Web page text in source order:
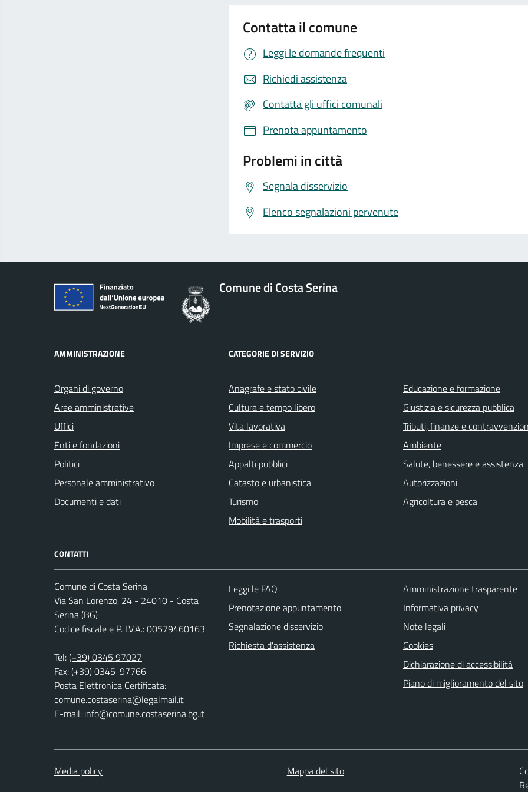
Contatta il comune
Leggi le domande frequenti
Richiedi assistenza
Contatta gli uffici comunali
Prenota appuntamento
Problemi in città
Segnala disservizio
Elenco segnalazioni pervenute
Comune di Costa Serina
AMMINISTRAZIONE
Organi di governo
Aree amministrative
Uffici
Enti e fondazioni
Politici
Personale amministrativo
Documenti e dati
CATEGORIE DI SERVIZIO
Anagrafe e stato civile
Cultura e tempo libero
Vita lavorativa
Imprese e commercio
Appalti pubblici
Catasto e urbanistica
Turismo
Mobilità e trasporti
Educazione e formazione
Giustizia e sicurezza pubblica
Tributi, finanze e
Ambiente
Salute, benessere e assistenza
Autorizzazioni
Agricoltura e pesca
CONTATTI
Comune di Costa Serina
Via San Lorenzo, 24 - 24010 - Costa
Serina (BG)
Codice fiscale e P. I.V.A.: 00579460163
Tel:(+39) 0345 97027
Fax: (+39) 0345-97766
Posta Elettronica Certificata:
comune.costaserina@legalmail.it
E-mail: info@comune.costaserina.bg.it
Leggi le FAQ
Prenotazione appuntamento
Segnalazione disservizio
Richiesta d'assistenza
Amministrazione trasparente
Informativa privacy
Note legali
Cookies
Dichiarazione di accessibilità
Piano di miglioramento del sito
Media policy Mappa del sito